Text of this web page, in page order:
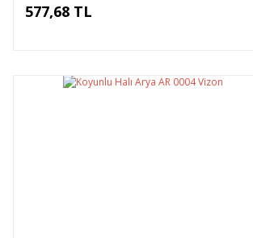
577,68 TL